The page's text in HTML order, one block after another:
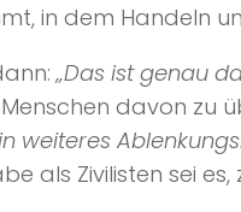
in dem Handeln
„Das ist genau
davon zu
weiteres
als Zivilisten sei